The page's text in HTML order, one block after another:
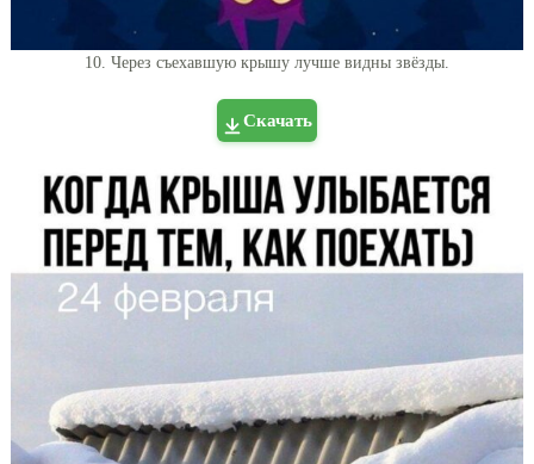
10. Через съехавшую крышу лучше видны звёзды.
Скачать